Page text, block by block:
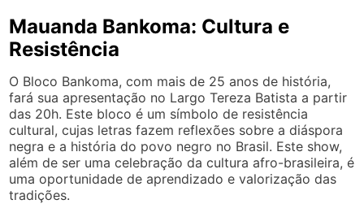
Mauanda Bankoma: Cultura e
Resistência
O Bloco Bankoma, com mais de 25 anos de história,
fará sua apresentação no Largo Tereza Batista a partir
das 20h. Este bloco é um símbolo de resistência
cultural, cujas letras fazem reflexões sobre a diáspora
negra e a história do povo negro no Brasil. Este show,
além de ser uma celebração da cultura afro-brasileira, é
uma oportunidade de aprendizado e valorização das
tradições.